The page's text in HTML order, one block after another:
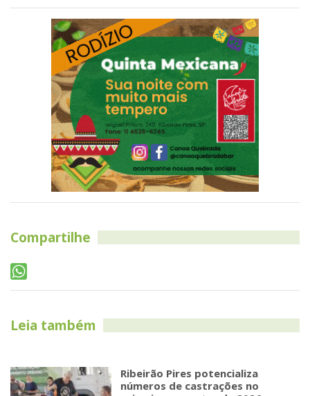
Compartilhe
Leia também
Ribeirão Pires potencializa
números de castrações no